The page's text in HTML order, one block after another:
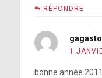
RÉPONDRE
1
bonne année